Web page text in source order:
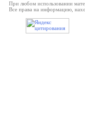
При любом использовании
Все права на информацию,